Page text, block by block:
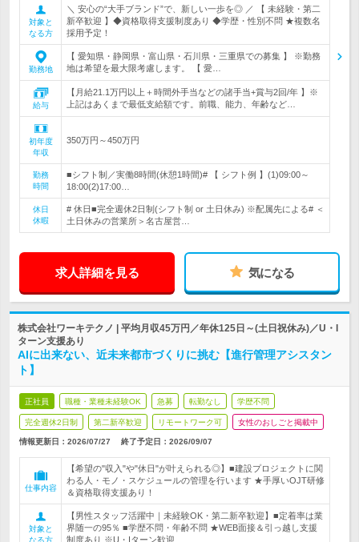
対象と
なる方
＼ 安心の“大手ブランド”で、新しい一歩を◎ ／ 【 未経験・第二
新卒歓迎 】◆資格取得支援制度あり ◆学歴・性別不問 ★複数名
採用予定！
勤務地
【 愛知県・静岡県・富山県・石川県・三重県での募集 】 ※勤務
地は希望を最大限考慮します。 【 愛…
給与
【月給21.1万円以上＋時間外手当などの諸手当+賞与2回/年 】※
上記はあくまで最低支給額です。前職、能力、年齢など…
初年度
年収
350万円～450万円
勤務
時間
■シフト制／実働8時間(休憩1時間)# 【 シフト例 】(1)09:00～
18:00(2)17:00…
休日
休暇
# 休日■完全週休2日制(シフト制 or 土日休み) ※配属先による# ＜
土日休みの営業所＞名古屋営…
求人詳細を見る 気になる
株式会社ワーキテクノ | 平均月収45万円／年休125日～(土日祝休み)／U・I
ターン支援あり
AIに出来ない、近未来都市づくりに挑む【進行管理アシスタン
ト】
正社員 職種・業種未経験OK 急募 転勤なし 学歴不問
完全週休2日制 第二新卒歓迎 リモートワーク可 女性のおしごと掲載中
情報更新日：2026/07/27 終了予定日： 2026/09/07
仕事内容
【希望の"収入"や"休日"が叶えられる◎】■建設プロジェクトに関
わる人・モノ・スケジュールの管理を行います ★手厚いOJT研修
＆資格取得支援あり！
対象と
なる方
【男性スタッフ活躍中｜未経験OK・第二新卒歓迎】■定着率は業
界随一の95％ ■学歴不問・年齢不問 ★WEB面接＆引っ越し支援
制度あり ※U・Iターン歓迎